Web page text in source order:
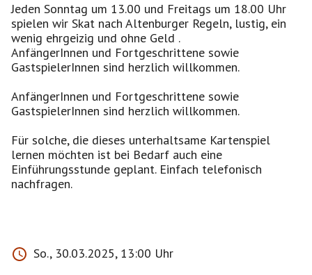
Jeden Sonntag um 13.00 und Freitags um 18.00 Uhr
spielen wir Skat nach Altenburger Regeln, lustig, ein
wenig ehrgeizig und ohne Geld .
AnfängerInnen und Fortgeschrittene sowie
GastspielerInnen sind herzlich willkommen.
AnfängerInnen und Fortgeschrittene sowie
GastspielerInnen sind herzlich willkommen.
Für solche, die dieses unterhaltsame Kartenspiel
lernen möchten ist bei Bedarf auch eine
Einführungsstunde geplant. Einfach telefonisch
nachfragen.
So., 30.03.2025, 13:00 Uhr